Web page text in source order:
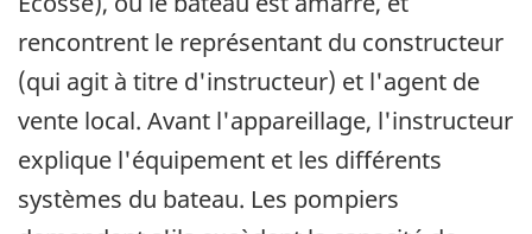
rencontrent le représentant du constructeur
(qui agit à titre d'instructeur) et l'agent de
vente local. Avant l'appareillage, l'instructeur
explique l'équipement et les différents
systèmes du bateau. Les pompiers